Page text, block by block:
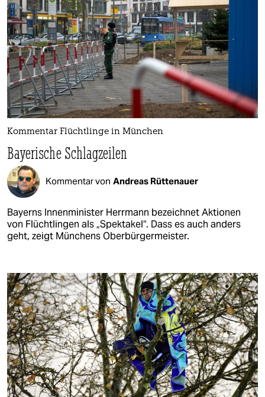
Kommentar Flüchtlinge in München
Bayerische Schlagzeilen
Kommentar von Andreas Rüttenauer
Bayerns Innenminister Herrmann bezeichnet Aktionen
von Flüchtlingen als „Spektakel“. Dass es auch anders
geht, zeigt Münchens Oberbürgermeister.